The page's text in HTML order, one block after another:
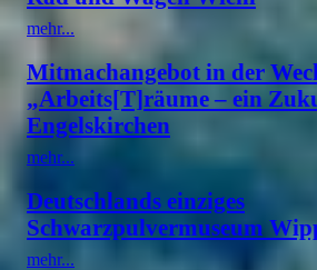
mehr...
Mitmachangebot in der
„Arbeits[T]räume – ein
Engelskirchen
mehr...
Deutschlands einziges
Schwarzpulvermuseum
mehr...